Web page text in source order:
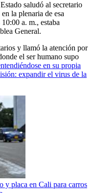
saludó al secretario
la plenaria de esa
a. m., estaba
General.
y llamó la atención por
el ser humano supo
en su propia
expandir el virus de la
y placa en Cali para carros